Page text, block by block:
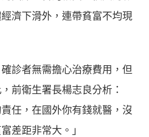
濟下滑外，連帶貧富不均現
診者無需擔心治療費用，但
前衛生署長楊志良分析：
責任，在國外你有錢就醫，沒
差距非常大。」